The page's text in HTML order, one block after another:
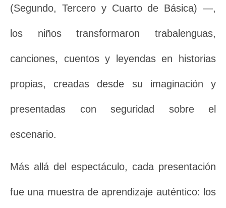
(Segundo, Tercero y Cuarto de Básica) —,
los niños transformaron trabalenguas,
canciones, cuentos y leyendas en historias
propias, creadas desde su imaginación y
presentadas con seguridad sobre el
escenario.
Más allá del espectáculo, cada presentación
fue una muestra de aprendizaje auténtico: los